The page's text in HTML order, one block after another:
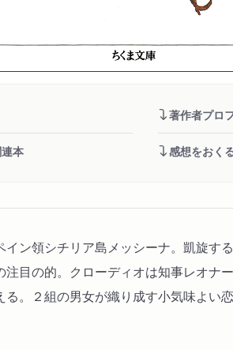
著作者プロ
本 感想をおく
イン領シチリア島メッシーナ。凱旋す
注目の的。クローディオは知事レオナ
る。２組の男女が織り成す小気味よい恋